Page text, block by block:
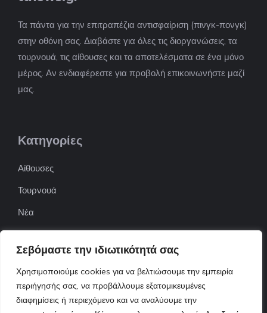
Σεβόμαστε την ιδιωτικότητά σας
Χρησιμοποιούμε cookies για να βελτιώσουμε την εμπειρία
περιήγησής σας, να προβάλλουμε εξατομικευμένες
διαφημίσεις ή περιεχόμενο και να αναλύουμε την
Τα πάντα για την επιτραπέζια αντισφαίριση (πινγκ-πονγκ)
στην οθόνη σας. Διαβάστε για όλες τις διοργανώσεις, τα
τουρνουά, τις αίθουσες και τα αποτελέσματα σε ένα μόνο
μέρος. Αν ενδιαφέρεστε για προβολή επικοινωνήστε μαζί
μας.
Κατηγορίες
Αίθουσες
Τουρνουά
Νέα
ΠΟΦΕΠΑ
ΕΦΟΕΠΑ
Επικοινωνία